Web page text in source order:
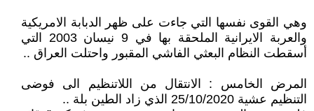
وهي القوى نفسها التي جاءت على ظهر الدبابة الامريكية
والعربة الايرانية الملحقة بها في 9 نيسان 2003 التي
أسقطت النظام البعثي الفاشي المقبور واحتلت العراق ..
المرض الخامس : الانتقال من اللاتنظيم الى فوضى
التنظيم عشية 25/10/2020 الذي زاد الطين بلة ..